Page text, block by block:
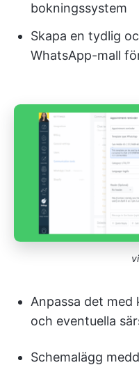
bokningssystem
Skapa en tydlig
WhatsApp-mall
Anpassa det med
och eventuella
Schemalägg